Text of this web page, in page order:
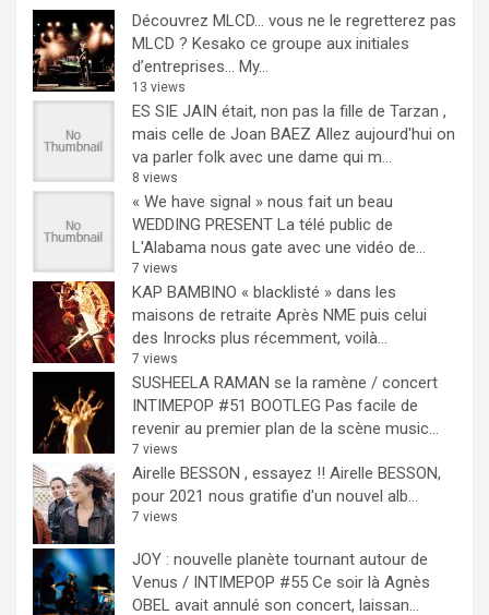
Découvrez MLCD… vous ne le regretterez pas
MLCD ? Kesako ce groupe aux initiales
d’entreprises… My...
13 views
ES SIE JAIN était, non pas la fille de Tarzan ,
mais celle de Joan BAEZ Allez aujourd'hui on
va parler folk avec une dame qui m...
8 views
« We have signal » nous fait un beau
WEDDING PRESENT La télé public de
L'Alabama nous gate avec une vidéo de...
7 views
KAP BAMBINO « blacklisté » dans les
maisons de retraite Après NME puis celui
des Inrocks plus récemment, voilà...
7 views
SUSHEELA RAMAN se la ramène / concert
INTIMEPOP #51 BOOTLEG Pas facile de
revenir au premier plan de la scène music...
7 views
Airelle BESSON , essayez !! Airelle BESSON,
pour 2021 nous gratifie d'un nouvel alb...
7 views
JOY : nouvelle planète tournant autour de
Venus / INTIMEPOP #55 Ce soir là Agnès
OBEL avait annulé son concert, laissan...